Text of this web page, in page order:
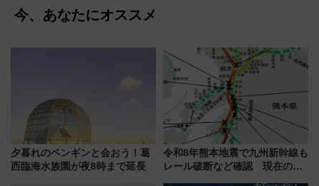
今、あなたにオススメ
夕暮れのペンギンと会おう！葛
西臨海水族園が夜8時まで延長
令和8年熊本地震で九州新幹線も
レール破断など確認 現在の運